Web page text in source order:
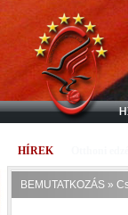
HÍREK
BEMUTATKOZÁS »